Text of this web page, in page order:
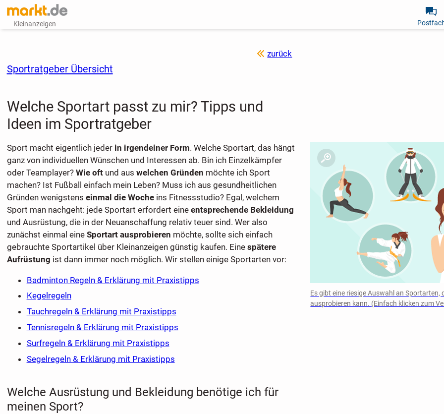
Kleinanzeigen
zurück
Sportratgeber Übersicht
Welche Sportart passt zu mir? Tipps und
Ideen im Sportratgeber
Es gibt eine riesige Auswahl an Sportarten,
ausprobieren kann. (Einfach klicken zum
Sport macht eigentlich jeder in irgendeiner Form. Welche Sportart, das hängt
ganz von individuellen Wünschen und Interessen ab. Bin ich Einzelkämpfer
oder Teamplayer? Wie oftund aus welchen Gründen möchte ich Sport
machen? Ist Fußball einfach mein Leben? Muss ich aus gesundheitlichen
Gründen wenigstens einmal die Wocheins Fitnessstudio? Egal, welchem
Sport man nachgeht: jede Sportart erfordert eine entsprechende Bekleidung
und Ausrüstung, die in der Neuanschaffung relativ teuer sind. Wer also
zunächst einmal eine Sportart ausprobieren möchte, sollte sich einfach
gebrauchte Sportartikel über Kleinanzeigen günstig kaufen. Eine spätere
Aufrüstung ist dann immer noch möglich. Wir stellen einige Sportarten vor:
Badminton Regeln & Erklärung mit Praxistipps
Kegelregeln
Tauchregeln & Erklärung mit Praxistipps
Tennisregeln & Erklärung mit Praxistipps
Surfregeln & Erklärung mit Praxistipps
Segelregeln & Erklärung mit Praxistipps
Welche Ausrüstung und Bekleidung benötige ich für
meinen Sport?